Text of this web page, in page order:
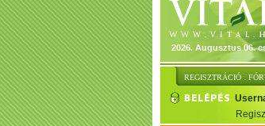
2026. Augusztus 06.
REGISZTRÁCIÓ :